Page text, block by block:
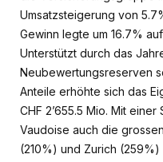
Umsatzsteigerung von
Gewinn legte um 16.7%
Unterstützt durch das
Neubewertungsreserven
Anteile erhöhte sich das
CHF 2’655.5 Mio. Mit
Vaudoise auch die
(210%) und Zurich